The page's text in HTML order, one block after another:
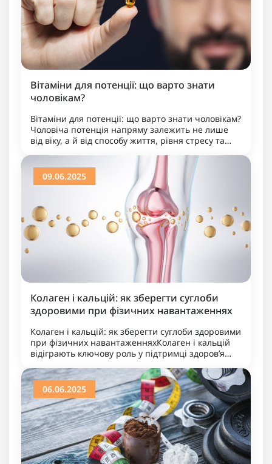
Вітаміни для потенції: що варто знати
чоловікам?
Вітаміни для потенції: що варто знати чоловікам?
Чоловіча потенція напряму залежить не лише
від віку, а й від способу життя, рівня стресу та
нутрієнтами. Дефіцит пе..
09.06.2025
Колаген і кальцій: як зберегти суглоби
здоровими при фізичних навантаженнях
Колаген і кальцій: як зберегти суглоби здоровими
при фізичних навантаженняхКолаген і кальцій
відіграють ключову роль у підтримці здоров’я
Колаген забезпе..
06.06.2025